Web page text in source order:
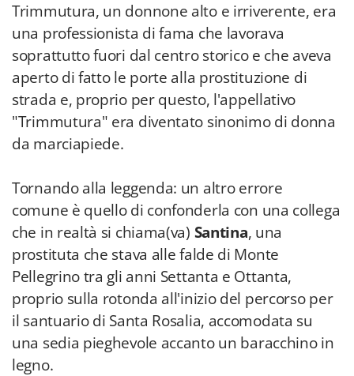
Trimmutura, un donnone alto e irriverente, era
una professionista di fama che lavorava
soprattutto fuori dal centro storico e che aveva
aperto di fatto le porte alla prostituzione di
strada e, proprio per questo, l'appellativo
"Trimmutura" era diventato sinonimo di donna
da marciapiede.
Tornando alla leggenda: un altro errore
comune è quello di confonderla con una collega
che in realtà si chiama(va) Santina, una
prostituta che stava alle falde di Monte
Pellegrino tra gli anni Settanta e Ottanta,
proprio sulla rotonda all'inizio del percorso per
il santuario di Santa Rosalia, accomodata su
una sedia pieghevole accanto un baracchino in
legno.